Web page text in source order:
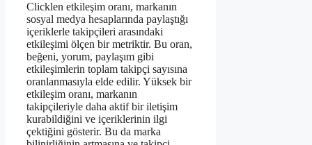
Clicklen etkileşim oranı, markanın
sosyal medya hesaplarında paylaştığı
içeriklerle takipçileri arasındaki
etkileşimi ölçen bir metriktir. Bu oran,
beğeni, yorum, paylaşım gibi
etkileşimlerin toplam takipçi sayısına
oranlanmasıyla elde edilir. Yüksek bir
etkileşim oranı, markanın
takipçileriyle daha aktif bir iletişim
kurabildiğini ve içeriklerinin ilgi
çektiğini gösterir. Bu da marka